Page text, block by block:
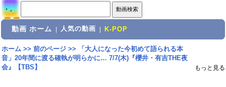
動画 ホーム 人気の動画 K-POP
ホーム>> 前のページ>>
「大人になった今初めて語られる本
音」20年間に渡る確執が明らかに… 7/7(木)『櫻井・有吉THE夜
会』【TBS】
もっと見る